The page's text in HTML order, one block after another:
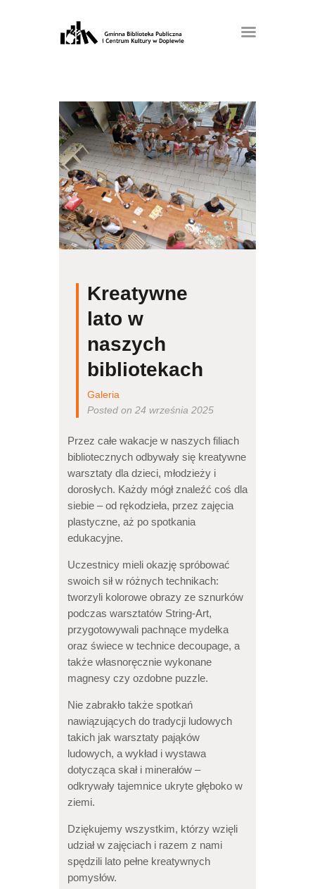
Kreatywne
lato w
naszych
bibliotekach
Galeria
Posted on 24 września 2025
Przez całe wakacje w naszych filiach
bibliotecznych odbywały się kreatywne
warsztaty dla dzieci, młodzieży i
dorosłych. Każdy mógł znaleźć coś dla
siebie – od rękodzieła, przez zajęcia
plastyczne, aż po spotkania
edukacyjne.
Uczestnicy mieli okazję spróbować
swoich sił w różnych technikach:
tworzyli kolorowe obrazy ze sznurków
podczas warsztatów String-Art,
przygotowywali pachnące mydełka
oraz świece w technice decoupage, a
także własnoręcznie wykonane
magnesy czy ozdobne puzzle.
Nie zabrakło także spotkań
nawiązujących do tradycji ludowych
takich jak warsztaty pająków
ludowych, a wykład i wystawa
dotycząca skał i minerałów –
odkrywały tajemnice ukryte głęboko w
ziemi.
Dziękujemy wszystkim, którzy wzięli
udział w zajęciach i razem z nami
spędzili lato pełne kreatywnych
pomysłów.